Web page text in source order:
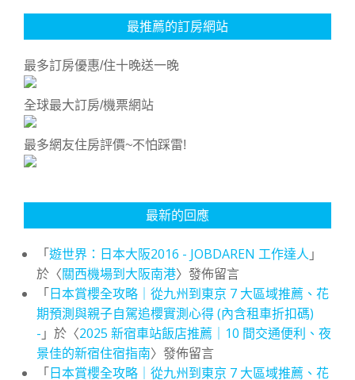
最推薦的訂房網站
最多訂房優惠/住十晚送一晚
全球最大訂房/機票網站
最多網友住房評價~不怕踩雷!
最新的回應
「遊世界：日本大阪2016 - JOBDAREN 工作達人 」
於〈關西機場到大阪南港〉發佈留言
「日本賞櫻全攻略｜從九州到東京 7 大區域推薦、花
期預測與親子自駕追櫻實測心得 (內含租車折扣碼)
- 」於〈2025 新宿車站飯店推薦｜10 間交通便利、夜
景佳的新宿住宿指南〉發佈留言
「日本賞櫻全攻略｜從九州到東京 7 大區域推薦、花